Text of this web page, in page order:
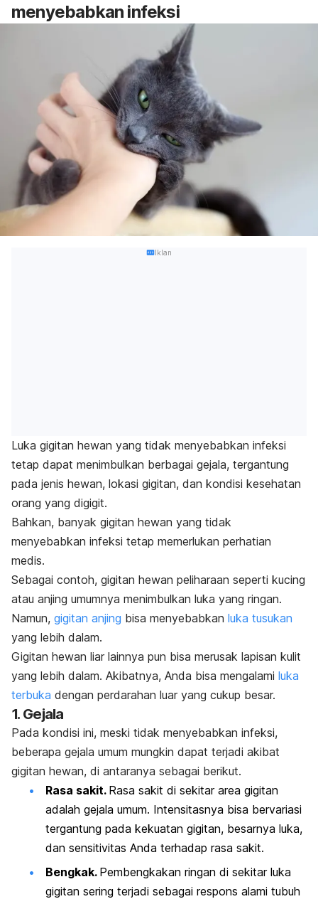
menyebabkan infeksi
Iklan
Luka gigitan hewan yang tidak menyebabkan infeksi
tetap dapat menimbulkan berbagai gejala, tergantung
pada jenis hewan, lokasi gigitan, dan kondisi kesehatan
orang yang digigit.
Bahkan, banyak gigitan hewan yang tidak
menyebabkan infeksi tetap memerlukan perhatian
medis.
Sebagai contoh, gigitan hewan peliharaan seperti kucing
atau anjing umumnya menimbulkan luka yang ringan.
Namun, gigitan anjing bisa menyebabkan luka tusukan
yang lebih dalam.
Gigitan hewan liar lainnya pun bisa merusak lapisan kulit
yang lebih dalam. Akibatnya, Anda bisa mengalami luka
terbuka dengan perdarahan luar yang cukup besar.
1. Gejala
Pada kondisi ini, meski tidak menyebabkan infeksi,
beberapa gejala umum mungkin dapat terjadi akibat
gigitan hewan, di antaranya sebagai berikut.
Rasa sakit. Rasa sakit di sekitar area gigitan
adalah gejala umum. Intensitasnya bisa bervariasi
tergantung pada kekuatan gigitan, besarnya luka,
dan sensitivitas Anda terhadap rasa sakit.
Bengkak. Pembengkakan ringan di sekitar luka
gigitan sering terjadi sebagai respons alami tubuh